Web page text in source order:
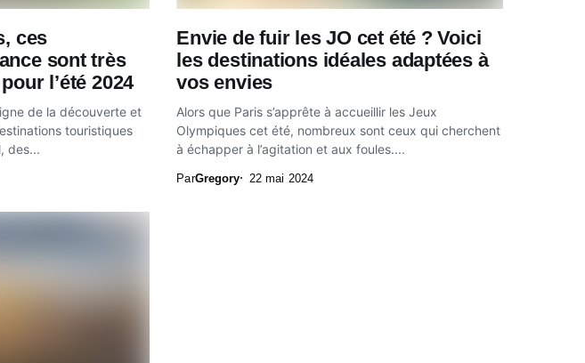
ces
sont très
l’été 2024
de la découverte et
touristiques
des...
Envie de fuir les JO cet été ? Voici
les destinations idéales adaptées à
vos envies
Alors que Paris s’apprête à accueillir les Jeux
Olympiques cet été, nombreux sont ceux qui cherchent
à échapper à l’agitation et aux foules....
ParGregory 22 mai 2024